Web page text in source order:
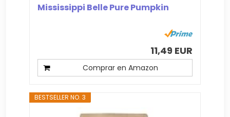
Mississippi Belle Pure Pumpkin
11,49 EUR
Comprar en Amazon
BESTSELLER NO. 3